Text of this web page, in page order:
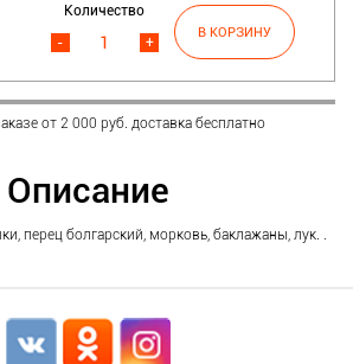
Количество
+
-
от 2 000 руб. доставка бесплатно
Описание
перец болгарский, морковь, баклажаны, лук. .